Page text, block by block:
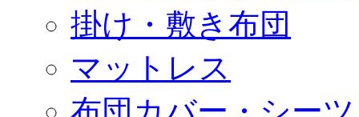
掛け・敷き布団
マットレス